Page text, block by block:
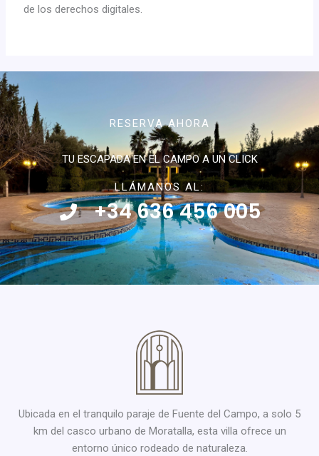
de los derechos digitales.
RESERVA AHORA
TU ESCAPADA EN EL CAMPO A UN CLICK
LLÁMANOS AL:
+34 636 456 005
Ubicada en el tranquilo paraje de Fuente del Campo, a solo 5
km del casco urbano de Moratalla, esta villa ofrece un
entorno único rodeado de naturaleza.